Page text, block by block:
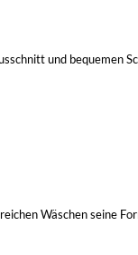
und bequemen
Wäschen seine